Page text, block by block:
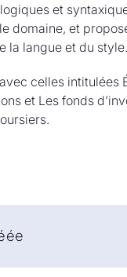
et
domaine, et
la langue et du style.
celles intitulées
et Les fonds
en